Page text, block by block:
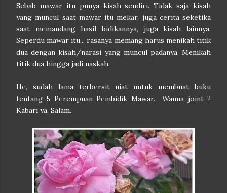
Sebab mawar itu punya kisah sendiri. Tidak saja kisah
yang muncul saat mawar itu mekar, juga cerita seketika
saat memandang hasil bidikannya, juga kisah lainnya.
Seperdu mawar itu... rasanya memang harus menikah titik
dua dengan kisah/narasi yang muncul padanya. Menikah
titik dua hingga jadi naskah.
He, sudah lama terbersit niat untuk membuat buku
tentang 5 Perempuan Pembidik Mawar. Wanna joint ?
Kabari ya. Salam.